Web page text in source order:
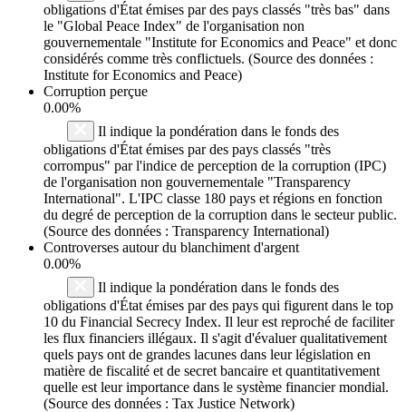
obligations d'État émises par des pays classés "très bas" dans
le "Global Peace Index" de l'organisation non
gouvernementale "Institute for Economics and Peace" et donc
considérés comme très conflictuels. (Source des données :
Institute for Economics and Peace)
Corruption perçue
0.00%
Il indique la pondération dans le fonds des
obligations d'État émises par des pays classés "très
corrompus" par l'indice de perception de la corruption (IPC)
de l'organisation non gouvernementale "Transparency
International". L'IPC classe 180 pays et régions en fonction
du degré de perception de la corruption dans le secteur public.
(Source des données : Transparency International)
Controverses autour du blanchiment d'argent
0.00%
Il indique la pondération dans le fonds des
obligations d'État émises par des pays qui figurent dans le top
10 du Financial Secrecy Index. Il leur est reproché de faciliter
les flux financiers illégaux. Il s'agit d'évaluer qualitativement
quels pays ont de grandes lacunes dans leur législation en
matière de fiscalité et de secret bancaire et quantitativement
quelle est leur importance dans le système financier mondial.
(Source des données : Tax Justice Network)